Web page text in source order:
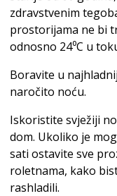
zdravstvenim
prostorijama ne bi
odnosno 24⁰C u
Boravite u
naročito noću.
Iskoristite svježiji
dom. Ukoliko je
sati ostavite sve
roletnama, kako
rashladili.